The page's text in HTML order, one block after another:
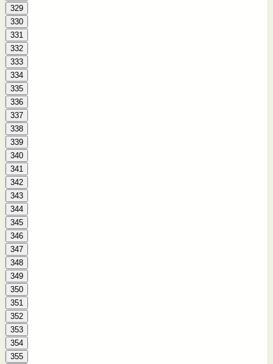
329
330
331
332
333
334
335
336
337
338
339
340
341
342
343
344
345
346
347
348
349
350
351
352
353
354
355